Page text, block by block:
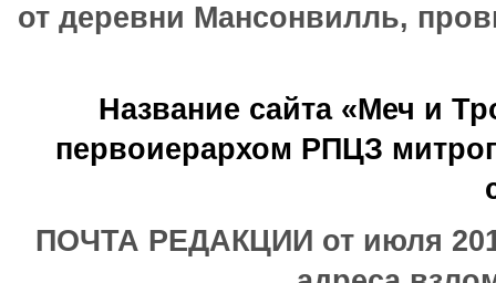
от деревни Мансонвилль,
Название сайта «Меч и
первоиерархом РПЦЗ
ПОЧТА РЕДАКЦИИ от июля